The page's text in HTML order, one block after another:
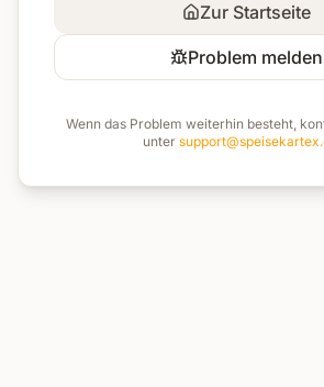
Zur Startseite
Problem melden
Wenn das Problem weiterhin besteht,
unter